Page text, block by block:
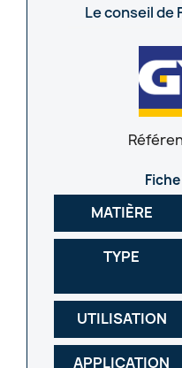
Le conseil de
MATIÈRE
TYPE
UTILISATION
APPLICATION